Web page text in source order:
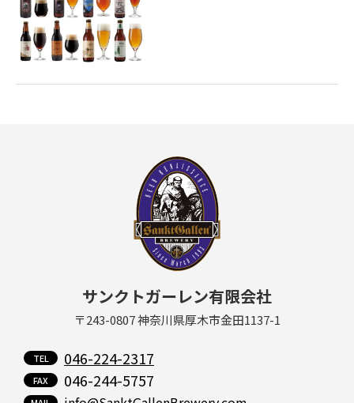
サンクトガーレン有限会社
〒243-0807 神奈川県厚木市金田1137-1
046-224-2317
046-244-5757